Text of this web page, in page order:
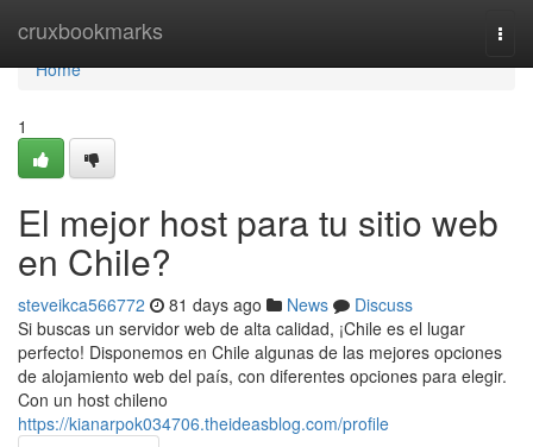
cruxbookmarks
Home
Home
1
El mejor host para tu sitio web
en Chile?
steveikca566772 81 days ago News
Discuss
Si buscas un servidor web de alta calidad, ¡Chile es el lugar
perfecto! Disponemos en Chile algunas de las mejores opciones
de alojamiento web del país, con diferentes opciones para elegir.
Con un host chileno
https://kianarpok034706.theideasblog.com/profile